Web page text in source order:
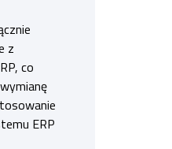
z
co
ERP